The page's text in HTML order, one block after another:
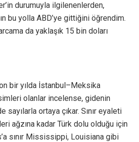
durumuyla ilgilenenlerden,
bu yolla ABD’ye gittiğini öğrendim.
da yaklaşık 15 bin doları
bir yılda İstanbul–Meksika
olanlar incelense, gidenin
ortaya çıkar. Sınır eyaleti
ağzına kadar Türk dolu olduğu için
sınır Mississippi, Louisiana gibi